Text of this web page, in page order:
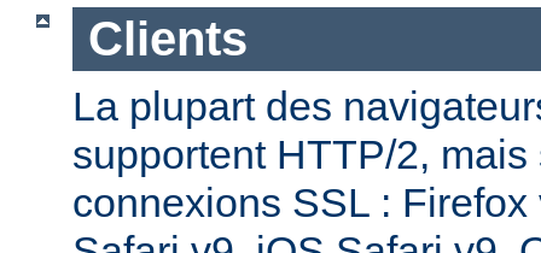
Clients
La plupart des
supportent HTTP/2,
connexions SSL :